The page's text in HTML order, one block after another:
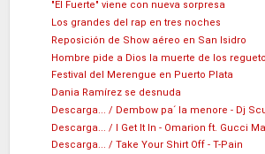
"El Fuerte" viene con nueva sorpresa
Los grandes del rap en tres noches
Reposición de Show aéreo en San Isidro
Hombre pide a Dios la muerte de los
Festival del Merengue en Puerto Plata
Dania Ramírez se desnuda
Descarga... / Dembow pa´ la menore - Dj
Descarga... / I Get It In - Omarion ft. Gucci
Descarga... / Take Your Shirt Off - T-Pain